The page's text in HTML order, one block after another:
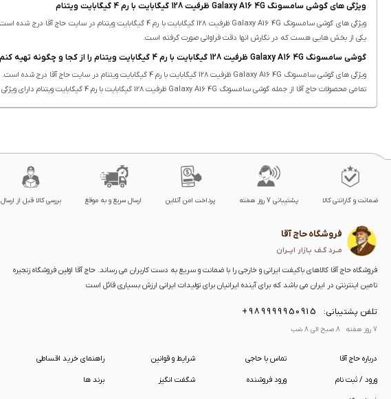
ویژگی های گوشی سامسونگ Galaxy A16 4G ظرفیت 128 گیگابایت با رم 4 گیگابایت ویتنام
یکی از بخش هایی هست که در نگارش انها دقت فراوانی صورت گرفته است.
گوشی سامسونگ Galaxy A16 4G ظرفیت 128 گیگابایت با رم 4 گیگابایت ویتنام را از کجا و چگونه تهیه کنم؟
ویژگی های گوشی سامسونگ Galaxy A16 4G ظرفیت 128 گیگابایت با رم 4 گیگابایت ویتنام در سایت حاج آقا درج شده است.
تمامی محصولات حاج آقا از جمله گوشی سامسونگ Galaxy A16 4G ظرفیت 128 گیگابایت با رم 4 گیگابایت ویتنام دارای ویژگی های ثبت شده هستند. درج ویژگی محصولات یکی از بخش هایی هست که در نگارش انها دقت فراوانی صورت گرفته است.
ضمانت و گارانتی کالا پشتیبانی 7 روز هفته پرداخت امن آنلاین ارسال سریع و به موقع بررسی کالا قبل از ارسال
فروشگاه حاج آقا
مــرد کـف بـازار ایــران
فروشگاه حاج آقا کالاهای باکیفت ایرانی و خارجی را با ضمانت و سریع به دست کاربران می رساند. حاج آقا اولین فروشگاه زنجیره
تامین اینترنتی در ایران می باشد که برای آینده ایرانیان برای تولیدات ایرانی ارزش بسیاری قائل است
تلفن پشتیبانی: +989999950915
7 روز هفته 8 صبح الی 8 شب
درباره حاج آقا تماس با حاجی شرایط و قوانین راهنمای خرید اقساطی
ورود / ثبت نام ورود فروشنده شگفت انگیز برند ها